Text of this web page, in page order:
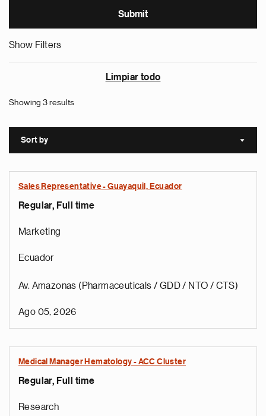
Show Filters
Limpiar todo
Showing 3 results
Sort by Sort
Sales Representative - Guayaquil, Ecuador
Regular, Full time
Marketing
Ecuador
Av. Amazonas (Pharmaceuticals / GDD / NTO / CTS)
Ago 05, 2026
Medical Manager Hematology - ACC Cluster
Regular, Full time
Research